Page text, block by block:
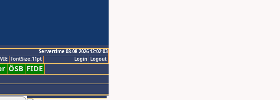
Servertime 08.08.2026 12:02:03
Logout
Login
VIE FontSize:11pt
ÖSB FIDE